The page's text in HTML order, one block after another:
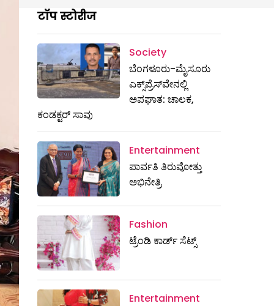
टॉप स्टोरीज
Society
ಬೆಂಗಳೂರು-ಮೈಸೂರು
ಎಕ್ಸ್​ಪ್ರೆಸ್‌ವೇನಲ್ಲಿ
ಅಪಘಾತ: ಚಾಲಕ,
ಕಂಡಕ್ಟರ್ ಸಾವು
Entertainment
ಪಾರ್ವತಿ ತಿರುವೋತ್ತು
ಅಭಿನೇತ್ರಿ
Fashion
ಟ್ರೆಂಡಿ ಕಾರ್ಡ್‌ ಸೆಟ್ಸ್
Entertainment